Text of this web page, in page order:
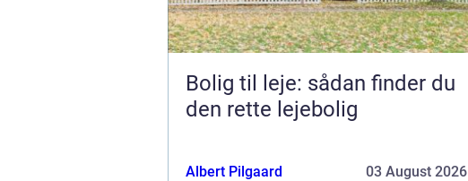
Bolig til leje: sådan finder du
den rette lejebolig
Albert Pilgaard 03 August 2026